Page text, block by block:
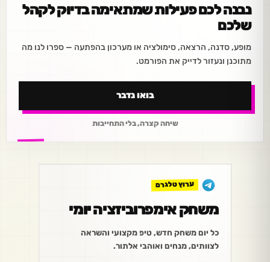
נבנה לכם פעילות שמתאימה בדיוק לקהל
שלכם
מופע, סדנה, הרצאה, סימולציה או מערכון בהפתעה — ספרו לנו מה
מתוכנן ונעזור לדייק את הפורמט.
בואו נדבר
שיחה קצרה, בלי התחייבות
ערוץ טלגרם
משחק אימפרוביזציה יומי
כל יום משחק חדש, טיפ מקצועי והשראה
לצוותים, מנחים ואוהבי אלתור.